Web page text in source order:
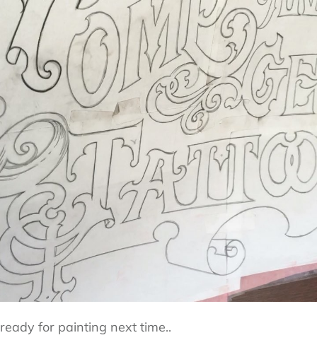
ready for painting next time..